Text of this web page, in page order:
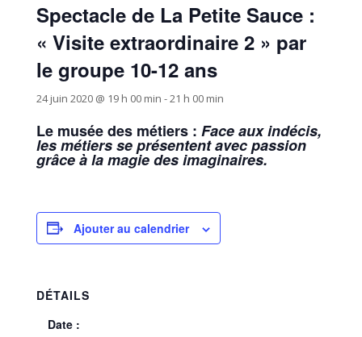
Spectacle de La Petite Sauce :
« Visite extraordinaire 2 » par
le groupe 10-12 ans
24 juin 2020 @ 19 h 00 min -21 h 00 min
Le musée des métiers : Face aux indécis,
les métiers se présentent avec passion
grâce à la magie des imaginaires.
Ajouter au calendrier
DÉTAILS
Date :